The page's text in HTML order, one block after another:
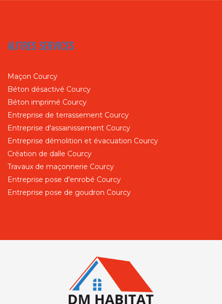
AUTRES SERVICES
Maçon Courcy
Béton désactivé Courcy
Béton imprimé Courcy
Entreprise de terrassement Courcy
Entreprise d'assainissement Courcy
Entreprise démolition et évacuation Courcy
Création de dalle Courcy
Travaux de maçonnerie Courcy
Entreprise pose d'enrobé Courcy
Entreprise pose de goudron Courcy